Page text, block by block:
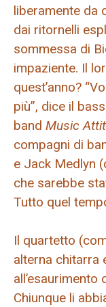
liberamente da
dai ritornelli
sommessa di
impaziente. Il
quest’anno?
più”, dice il
band Music
compagni di
e Jack Medlyn
che sarebbe
Tutto quel
Il quartetto
alterna chitarra
Chiunque li